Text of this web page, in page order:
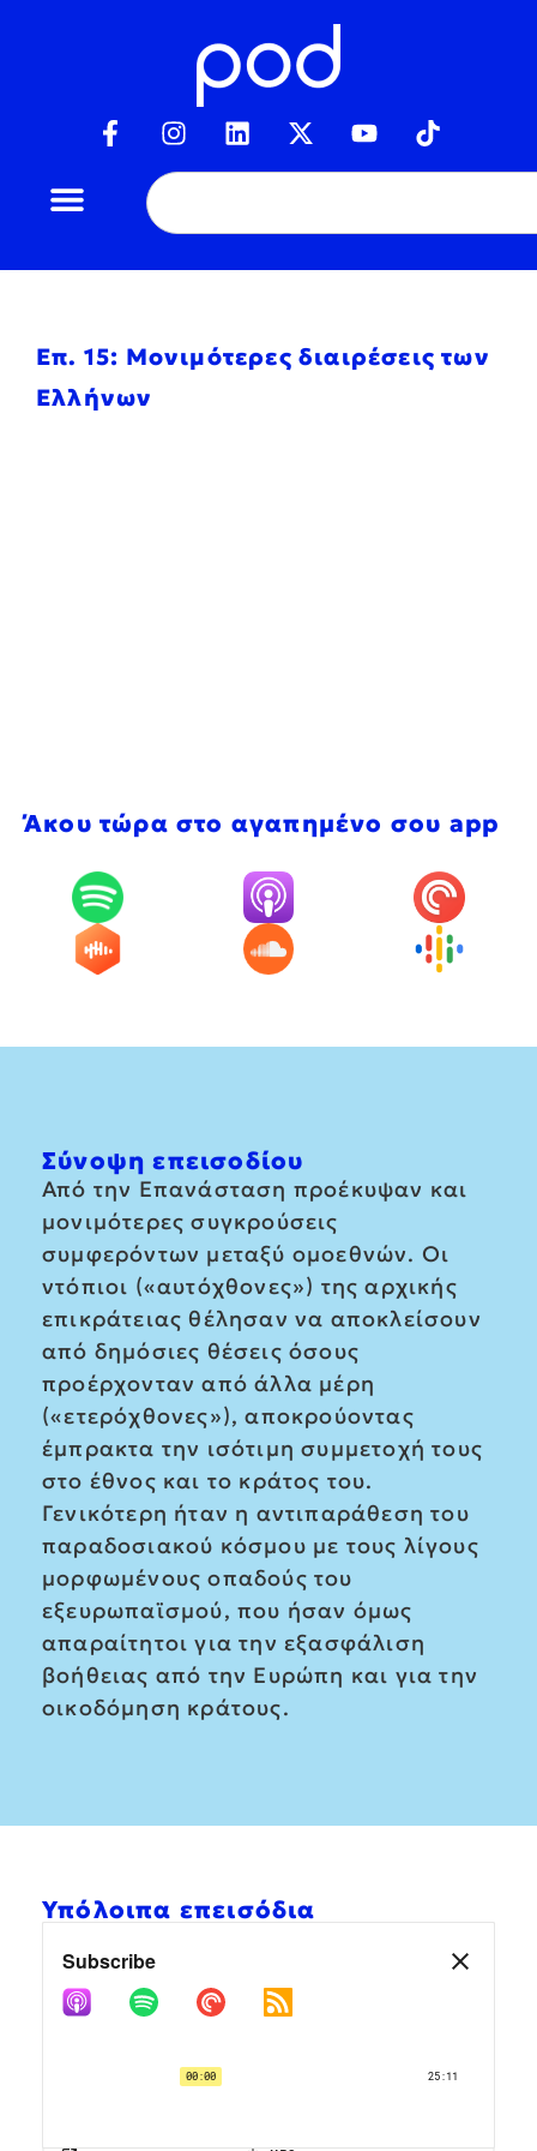
Επ. 15: Μονιμότερες διαιρέσεις των
Ελλήνων
Άκου τώρα στο αγαπημένο σου app
Σύνοψη επεισοδίου
Από την Επανάσταση προέκυψαν και
μονιμότερες συγκρούσεις
συμφερόντων μεταξύ ομοεθνών. Οι
ντόπιοι («αυτόχθονες») της αρχικής
επικράτειας θέλησαν να αποκλείσουν
από δημόσιες θέσεις όσους
προέρχονταν από άλλα μέρη
(«ετερόχθονες»), αποκρούοντας
έμπρακτα την ισότιμη συμμετοχή τους
στο έθνος και το κράτος του.
Γενικότερη ήταν η αντιπαράθεση του
παραδοσιακού κόσμου με τους λίγους
μορφωμένους οπαδούς του
εξευρωπαϊσμού, που ήσαν όμως
απαραίτητοι για την εξασφάλιση
βοήθειας από την Ευρώπη και για την
οικοδόμηση κράτους.
Υπόλοιπα επεισόδια